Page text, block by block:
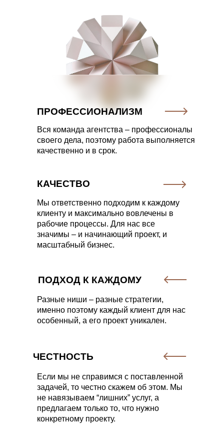
ПРОФЕССИОНАЛИЗМ
Вся команда агентства – профессионалы
своего дела, поэтому работа выполняется
качественно и в срок.
КАЧЕСТВО
Мы ответственно подходим к каждому
клиенту и максимально вовлечены в
рабочие процессы. Для нас все
значимы – и начинающий проект, и
масштабный бизнес.
ПОДХОД К КАЖДОМУ
Разные ниши – разные стратегии,
именно поэтому каждый клиент для нас
особенный, а его проект уникален.
Если мы не справимся с поставленной
задачей, то честно скажем об этом. Мы
не навязываем “лишних” услуг, а
предлагаем только то, что нужно
конкретному проекту.
ЧЕСТНОСТЬ